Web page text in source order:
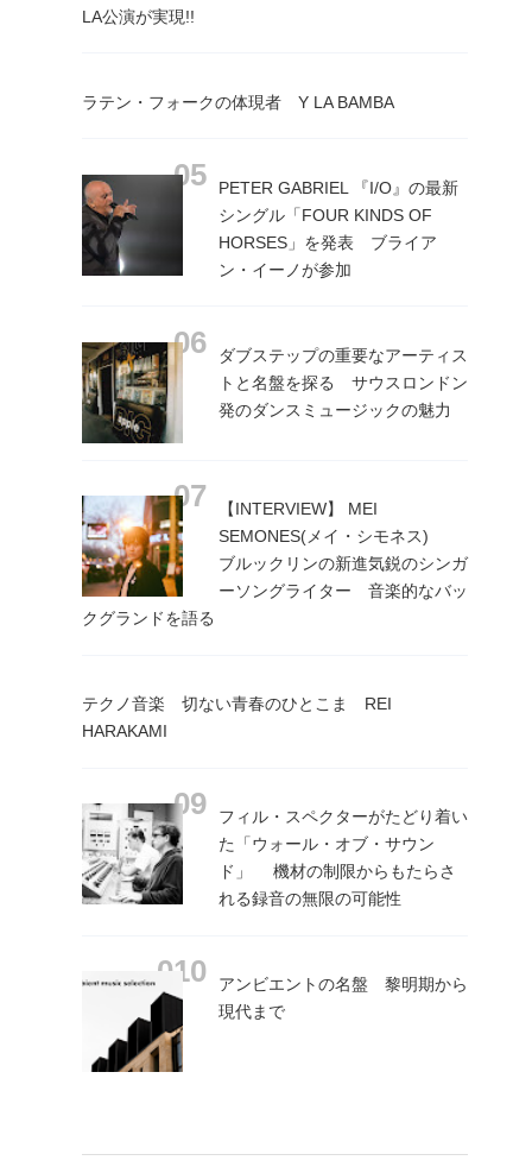
LA公演が実現!!
ラテン・フォークの体現者 Y LA BAMBA
PETER GABRIEL 『I/O』の最新
シングル「FOUR KINDS OF
HORSES」を発表 ブライア
ン・イーノが参加
ダブステップの重要なアーティス
トと名盤を探る サウスロンドン
発のダンスミュージックの魅力
【INTERVIEW】 MEI
SEMONES(メイ・シモネス)
ブルックリンの新進気鋭のシンガ
ーソングライター 音楽的なバッ
クグランドを語る
テクノ音楽 切ない青春のひとこま REI
HARAKAMI
フィル・スペクターがたどり着い
た「ウォール・オブ・サウン
ド」 機材の制限からもたらさ
れる録音の無限の可能性
アンビエントの名盤 黎明期から
現代まで